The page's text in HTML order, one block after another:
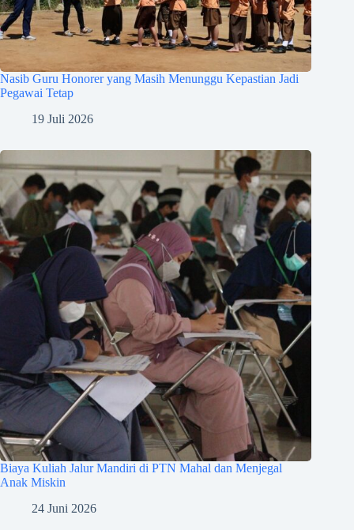
Nasib Guru Honorer yang Masih Menunggu Kepastian Jadi
Pegawai Tetap
19 Juli 2026
Biaya Kuliah Jalur Mandiri di PTN Mahal dan Menjegal
Anak Miskin
24 Juni 2026